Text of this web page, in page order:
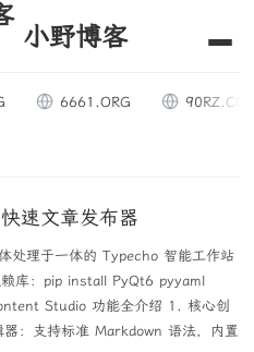
小野博客
6661.ORG 90RZ.COM
速文章发布器
处理于一体的 Typecho 智能工作站
库：pip install PyQt6 pyyaml
Studio 功能全介绍 1. 核心创
：支持标准 Markdown 语法，内置